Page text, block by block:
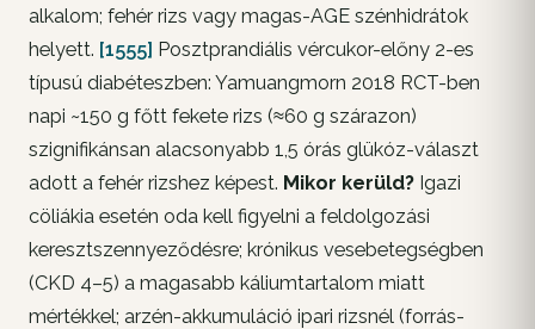
alkalom; fehér rizs vagy magas-AGE szénhidrátok
helyett. [1555] Posztprandiális vércukor-előny 2-es
típusú diabéteszben: Yamuangmorn 2018 RCT-ben
napi ~150 g főtt fekete rizs (≈60 g szárazon)
szignifikánsan alacsonyabb 1,5 órás glükóz-választ
adott a fehér rizshez képest. Mikor kerüld? Igazi
cöliákia esetén oda kell figyelni a feldolgozási
keresztszennyeződésre; krónikus vesebetegségben
(CKD 4–5) a magasabb káliumtartalom miatt
mértékkel; arzén-akkumuláció ipari rizsnél (forrás-